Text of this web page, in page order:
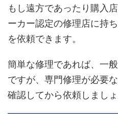
もし遠方であったり購入
ーカー認定の修理店に持
を依頼できます。
簡単な修理であれば、一
ですが、専門修理が必要
確認してから依頼しましょ